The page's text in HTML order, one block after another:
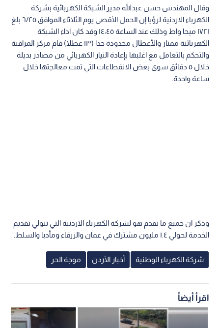
وقال المهندس حسن عبدالله مدير الشبكة الكهربائية بشركة
الكهرباء الاردنية لرؤيا إن الحمل الأقصى يوم الثلاثاء الموافق ٦/٢٥ بلغ
١٧٢١ ميجا واط وذلك عند الساعة ١٤:٤٥ وقد كان اداء الشبكة
الكهربائية ممتاز والأعطال محدودة جدا (١٣ عطلا) قام مركز المراقبة
والتحكم بالتعامل مع اغلبها بإعادة التيار الكهربائي من مصادر بديلة
خلال ٥ دقائق سوى بعض الانقطاعات التي تمت معالجتها خلال
ساعة واحدة.
وذكر ان جميع ما تقدم هو لشركة الكهرباء الاردنية التي تتولي تقديم
الخدمة لحولي ١.٤ مليون مشترك في عمان والزرقاء ومأدبا والسلط.
شركة الكهرباء الوطنية أخبار الأردن موجة الحر
اقرأ أيضاً